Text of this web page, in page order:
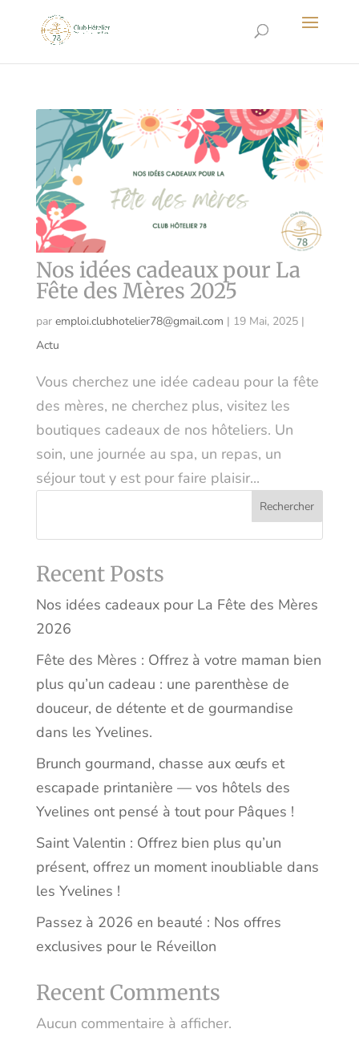
Nos idées cadeaux pour La
Fête des Mères 2025
par emploi.clubhotelier78@gmail.com | 19 Mai, 2025|
Actu
Vous cherchez une idée cadeau pour la fête
des mères, ne cherchez plus, visitez les
boutiques cadeaux de nos hôteliers. Un
soin, une journée au spa, un repas, un
séjour tout y est pour faire plaisir...
Rechercher
Recent Posts
Nos idées cadeaux pour La Fête des Mères
2026
Fête des Mères : Offrez à votre maman bien
plus qu’un cadeau : une parenthèse de
douceur, de détente et de gourmandise
dans les Yvelines.
Brunch gourmand, chasse aux œufs et
escapade printanière — vos hôtels des
Yvelines ont pensé à tout pour Pâques !
Saint Valentin : Offrez bien plus qu’un
présent, offrez un moment inoubliable dans
les Yvelines !
Passez à 2026 en beauté : Nos offres
exclusives pour le Réveillon
Recent Comments
Aucun commentaire à afficher.